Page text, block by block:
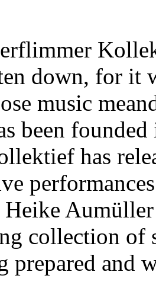
down, for it
music
been
has
Aumüller
collection of
prepared and